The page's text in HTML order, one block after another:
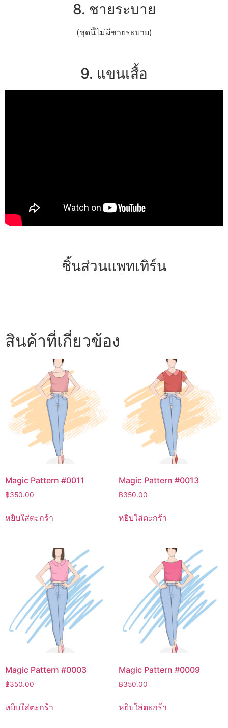
8. ชายระบาย
(ชุดนี้ไม่มีชายระบาย)
9. แขนเสื้อ
ชิ้นส่วนแพทเทิร์น
สินค้าที่เกี่ยวข้อง
Magic Pattern #0011
฿350.00
หยิบใส่ตะกร้า
Magic Pattern #0013
฿350.00
หยิบใส่ตะกร้า
Magic Pattern #0003
฿350.00
หยิบใส่ตะกร้า
Magic Pattern #0009
฿350.00
หยิบใส่ตะกร้า